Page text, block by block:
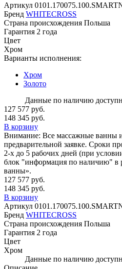
Артикул
Бренд WHITECROSS
Страна происхождения Польша
Гарантия 2 года
Цвет
Хром
Варианты исполнения:
Хром
Золото
Данные по наличию
127 577 руб.
148 345 руб.
В корзину
Внимание: Все массажные ванны
предварительной заявке. Сроки
2-х до 5 рабочих дней (при
блок "информация по наличию" в
ванны».
127 577 руб.
148 345 руб.
В корзину
Артикул
Бренд WHITECROSS
Страна происхождения Польша
Гарантия 2 года
Цвет
Хром
Данные по наличию